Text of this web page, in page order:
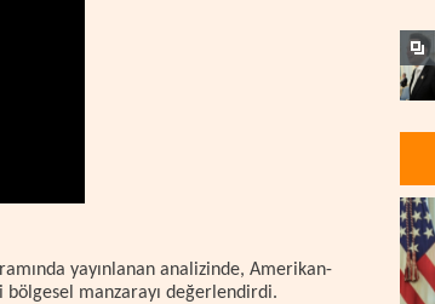
yayınlanan analizinde, Amerikan-
bölgesel manzarayı değerlendirdi.